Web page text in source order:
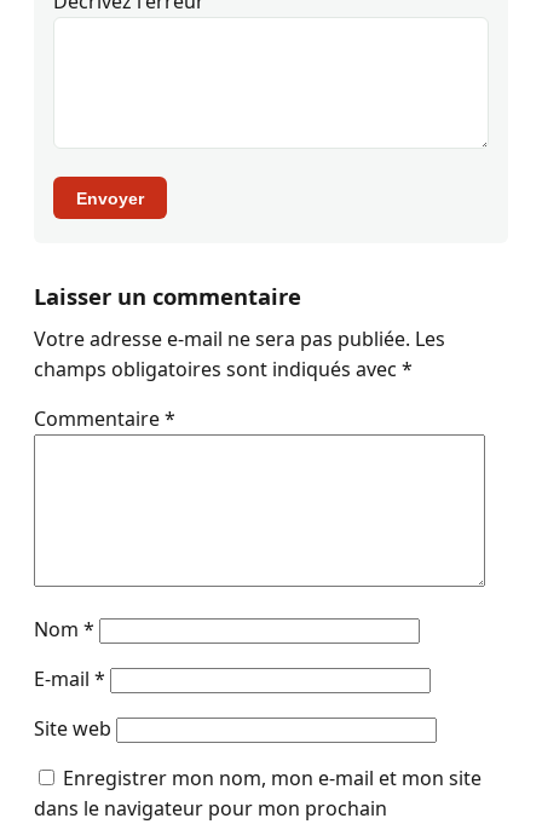
Envoyer
Laisser un commentaire
Votre adresse e-mail ne sera pas publiée. Les
champs obligatoires sont indiqués avec *
Commentaire*
Nom *
E-mail *
Site web
Enregistrer mon nom, mon e-mail et mon site
dans le navigateur pour mon prochain